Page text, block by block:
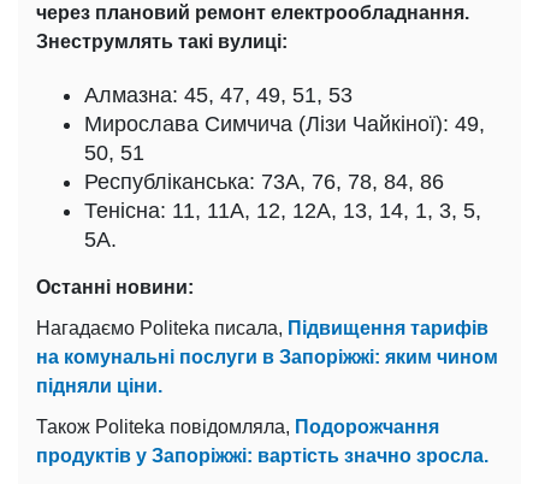
через плановий ремонт електрообладнання.
Знеструмлять такі вулиці:
Алмазна: 45, 47, 49, 51, 53
Мирослава Симчича (Лізи Чайкіної): 49,
50, 51
Республіканська: 73А, 76, 78, 84, 86
Тенісна: 11, 11А, 12, 12А, 13, 14, 1, 3, 5,
5А.
Останні новини:
Нагадаємо Politeka писала, Підвищення тарифів
на комунальні послуги в Запоріжжі: яким чином
підняли ціни.
Також Politeka повідомляла, Подорожчання
продуктів у Запоріжжі: вартість значно зросла.